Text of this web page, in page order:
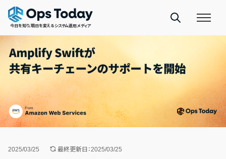
今日を知り、明日を変えるシステム運用メディア
2025/03/25 最終更新日：2025/03/25